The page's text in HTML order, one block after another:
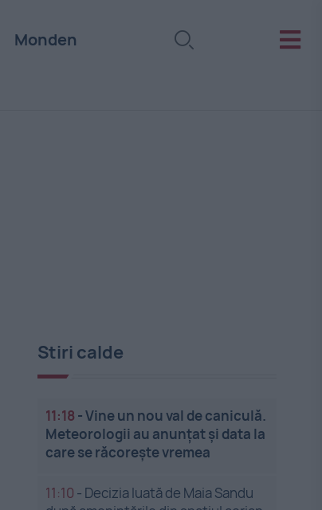
Monden
Stiri calde
11:18 -Vine un nou val de caniculă.
Meteorologii au anunțat și data la
care se răcorește vremea
11:10 - Decizia luată de Maia Sandu